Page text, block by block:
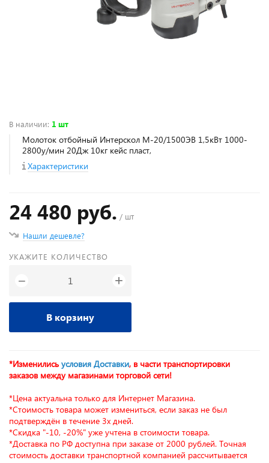
В наличии: 1 шт
Молоток отбойный Интерскол М-20/1500ЭВ 1,5кВт 1000-
2800у/мин 20Дж 10кг кейс пласт,
Характеристики
24 480 руб. / шт
Нашли дешевле?
УКАЖИТЕ КОЛИЧЕСТВО
− +
В корзину
*Изменились условия Доставки, в части транспортировки
заказов между магазинами торговой сети!
*Цена актуальна только для Интернет Магазина.
*Стоимость товара может измениться, если заказ не был
подтверждён в течение 3х дней.
*Скидка "-10, -20%" уже учтена в стоимости товара.
*Доставка по РФ доступна при заказе от 2000 рублей. Точная
стоимость доставки транспортной компанией рассчитывается